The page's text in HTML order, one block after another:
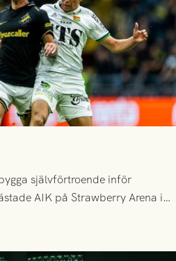
självförtroende inför
AIK på Strawberry Arena i
hotande i första halvlek av